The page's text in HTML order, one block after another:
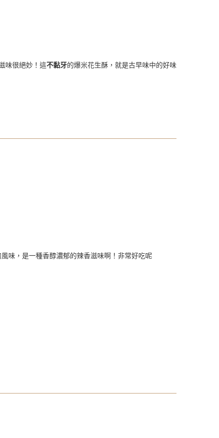
味很絕妙！這不黏牙的爆米花生酥，就是古早味中的好味
味，是一種香醇濃郁的辣香滋味啊！非常好吃呢